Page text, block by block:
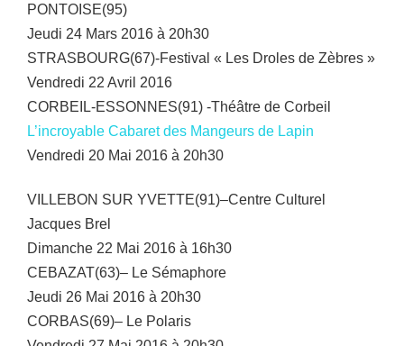
PONTOISE(95)
Jeudi 24 Mars 2016 à 20h30
STRASBOURG(67)-Festival « Les Droles de Zèbres »
Vendredi 22 Avril 2016
CORBEIL-ESSONNES(91) -Théâtre de Corbeil
L’incroyable Cabaret des Mangeurs de Lapin
Vendredi 20 Mai 2016 à 20h30
VILLEBON SUR YVETTE(91)–Centre Culturel
Jacques Brel
Dimanche 22 Mai 2016 à 16h30
CEBAZAT(63)– Le Sémaphore
Jeudi 26 Mai 2016 à 20h30
CORBAS(69)– Le Polaris